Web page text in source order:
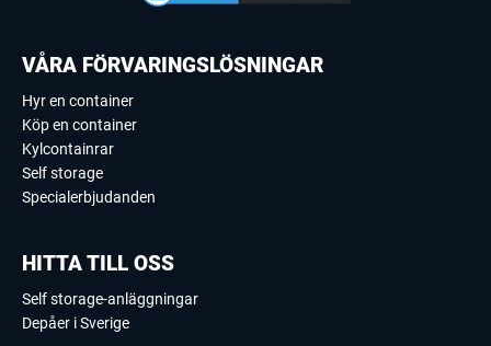
VÅRA FÖRVARINGSLÖSNINGAR
Hyr en container
Köp en container
Kylcontainrar
Self storage
Specialerbjudanden
HITTA TILL OSS
Self storage-anläggningar
Depåer i Sverige